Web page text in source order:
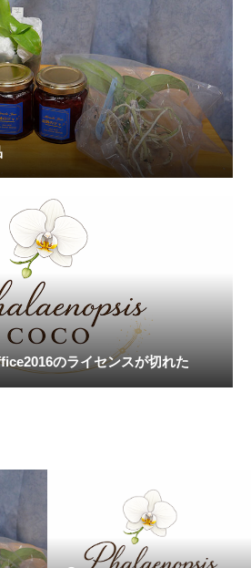
のライセンスが切れた